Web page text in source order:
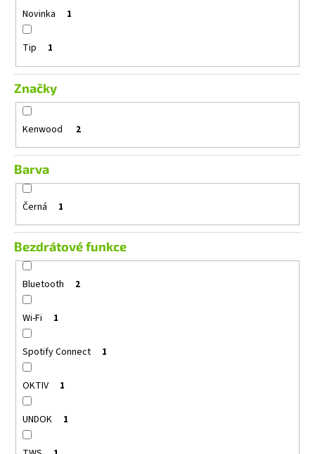
Novinka 1
Tip 1
Značky
Kenwood 2
Barva
Černá 1
Bezdrátové funkce
Bluetooth 2
Wi-Fi 1
Spotify Connect 1
OKTIV 1
UNDOK 1
m
e
GROUND
ZERO
GZRC
165.2SQX-
IV
5
599
Kč
Původně:
5
899
Kč